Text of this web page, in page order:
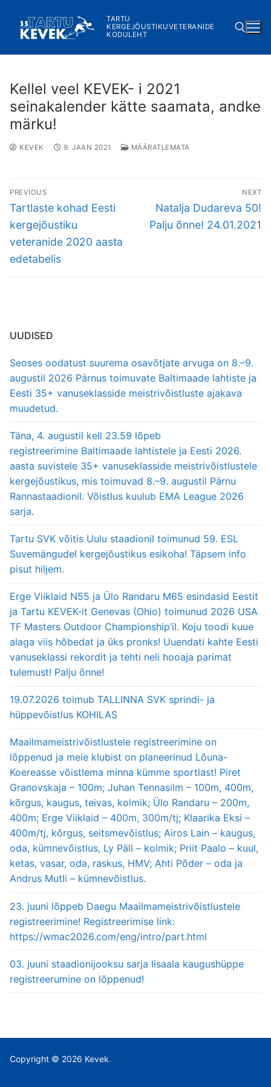
content
TARTU
KERGEJÕUSTIKUVETERANIDE
KODULEHT
Kellel veel KEVEK- i 2021
seinakalender kätte saamata, andke
märku!
KEVEK 9. JAAN 2021 MÄÄRATLEMATA
Navigeerimine
PREVIOUS
Previous
post:
Tartlaste kohad Eesti
kergejõustiku
veteranide 2020 aasta
edetabelis
NEXT
Next
post:
Natalja Dudareva 50!
Palju õnne! 24.01.2021
UUDISED
Seoses oodatust suurema osavõtjate arvuga on 8.–9.
augustil 2026 Pärnus toimuvate Baltimaade lahtiste ja
Eesti 35+ vanuseklasside meistrivõistluste ajakava
muudetud.
Täna, 4. augustil kell 23.59 lõpeb
registreerimine Baltimaade lahtistele ja Eesti 2026.
aasta suvistele 35+ vanuseklasside meistrivõistlustele
kergejõustikus, mis toimuvad 8.–9. augustil Pärnu
Rannastaadionil. Võistlus kuulub EMA League 2026
sarja.
Tartu SVK võitis Uulu staadionil toimunud 59. ESL
Suvemängudel kergejõustikus esikoha! Täpsem info
pisut hiljem.
Erge Viiklaid N55 ja Ülo Randaru M65 esindasid Eestit
ja Tartu KEVEK-it Genevas (Ohio) toimunud 2026 USA
TF Masters Outdoor Championship’il. Koju toodi kuue
alaga viis hõbedat ja üks pronks! Uuendati kahte Eesti
vanuseklassi rekordit ja tehti neli hooaja parimat
tulemust! Palju õnne!
19.07.2026 toimub TALLINNA SVK sprindi- ja
hüppevõistlus KOHILAS
Maailmameistrivõistlustele registreerimine on
lõppenud ja meie klubist on planeerinud Lõuna-
Koereasse võistlema minna kümme sportlast! Piret
Granovskaja – 100m; Juhan Tennasilm – 100m, 400m,
kõrgus, kaugus, teivas, kolmik; Ülo Randaru – 200m,
400m; Erge Viiklaid – 400m, 300m/tj; Klaarika Eksi –
400m/tj, kõrgus, seitsmevõistlus; Airos Lain – kaugus,
oda, kümnevõistlus, Ly Päll – kolmik; Priit Paalo – kuul,
ketas, vasar, oda, raskus, HMV; Ahti Põder – oda ja
Andrus Mutli – kümnevõistlus.
23. juuni lõppeb Daegu Maailmameistrivõistlustele
registreerimine! Registreerimise link:
https://wmac2026.com/eng/intro/part.html
03. juuni staadionijooksu sarja lisaala kaugushüppe
registreerumine on lõppenud!
Copyright © 2026 Kevek.